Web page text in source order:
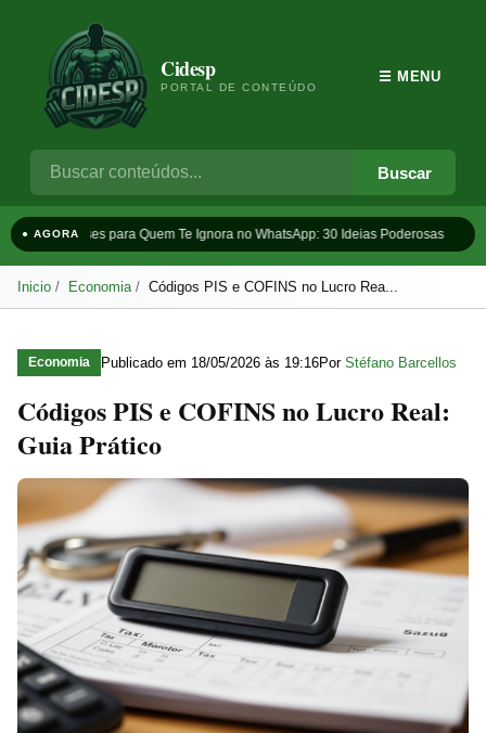
Cidesp
PORTAL DE CONTEÚDO
Buscar
☰ MENU
● AGORAFrases para Quem Te Ignora no WhatsApp: 30 Ideias Poderosas
Inicio Economia Códigos PIS e COFINS no Lucro Rea...
Economia Publicado em 18/05/2026 às 19:16Por Stéfano Barcellos
Códigos PIS e COFINS no Lucro Real:
Guia Prático